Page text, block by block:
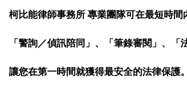
柯比能律師事務所 專業團隊可在最短時間
「警詢／偵訊陪同」、「筆錄審閱」、「
讓您在第一時間就獲得最安全的法律保護。